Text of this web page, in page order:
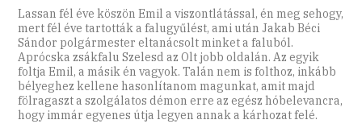
Lassan fél éve köszön Emil a viszontlátással, én meg sehogy,
mert fél éve tartották a falugyűlést, ami után Jakab Béci
Sándor polgármester eltanácsolt minket a faluból.
Aprócska zsákfalu Szelesd az Olt jobb oldalán. Az egyik
foltja Emil, a másik én vagyok. Talán nem is folthoz, inkább
bélyeghez kellene hasonlítanom magunkat, amit majd
fölragaszt a szolgálatos démon erre az egész hóbelevancra,
hogy immár egyenes útja legyen annak a kárhozat felé.